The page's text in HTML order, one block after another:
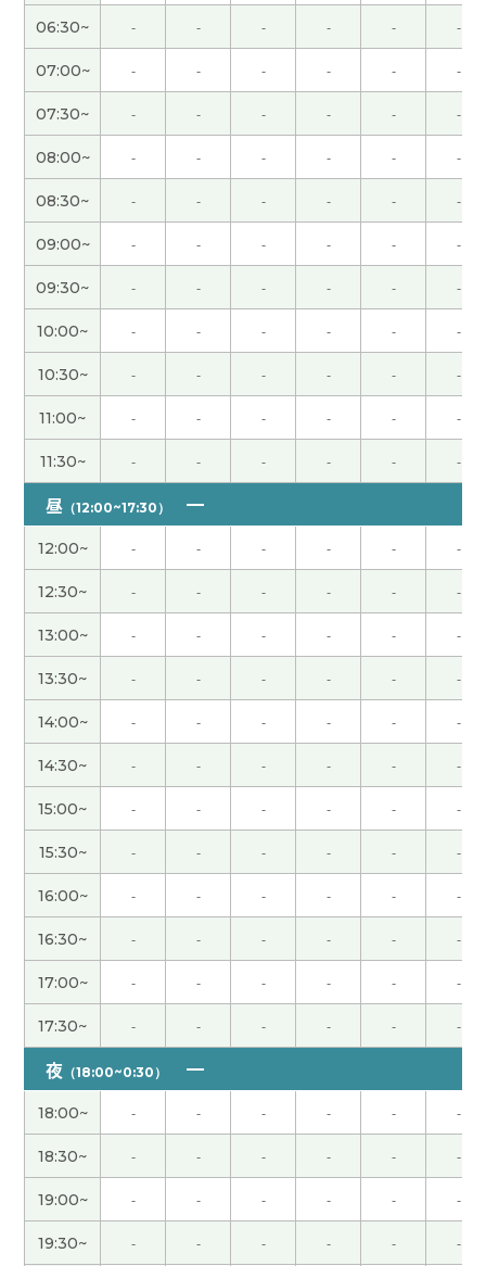
ありがとうございます 旅行 楽しんできます！
代 男性 )
文化的差异很大。 兔子很可爱很好吃还是？
( 50代
男性 )
初次见面、很高兴认识您！我聊得很开心、期待下
次见!( 男性 )
非常温柔。谢谢！下次再见吧。
聊得来～再见👋很高兴哦( 20代 男性 )
またお願いします^^( 50代 男性 )
谢谢您 ( 女性 )
下次见( 男性 )
老师谢谢
谢谢你，好的！ ( 女性 )
今天聊了寿司的话题很开心，下次见！( 男性 )
感谢感谢🙏 开心哦-！
谢谢你 ( 女性 )
好久不见，下次再聊吧！( 男性 )
谢谢你，我没吃过荔枝。是甜酸吗？
谢谢你 ( 女性 )
今天很开心，下次见！( 男性 )
谢谢你 ( 女性 )
谢谢你 ( 女性 )
今天的聊天也很开心，下次见！( 男性 )
06:30~ - - - - - -
07:00~ - - - - - -
07:30~ - - - - - -
08:00~ - - - - - -
08:30~ - - - - - -
09:00~ - - - - - -
09:30~ - - - - - -
10:00~ - - - - - -
10:30~ - - - - - -
11:00~ - - - - - -
11:30~ - - - - - -
昼 （12:00~17:30）
12:00~ - - - - - -
12:30~ - - - - - -
13:00~ - - - - - -
13:30~ - - - - - -
14:00~ - - - - - -
14:30~ - - - - - -
15:00~ - - - - - -
15:30~ - - - - - -
16:00~ - - - - - -
16:30~ - - - - - -
17:00~ - - - - - -
17:30~ - - - - - -
夜 （18:00~0:30）
18:00~ - - - - - -
18:30~ - - - - - -
19:00~ - - - - - -
19:30~ - - - - - -